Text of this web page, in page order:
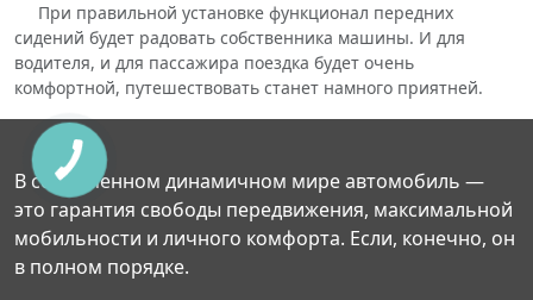
При правильной установке функционал передних
сидений будет радовать собственника машины. И для
водителя, и для пассажира поездка будет очень
комфортной, путешествовать станет намного приятней.
В современном динамичном мире автомобиль —
это гарантия свободы передвижения, максимальной
мобильности и личного комфорта. Если, конечно, он
в полном порядке.